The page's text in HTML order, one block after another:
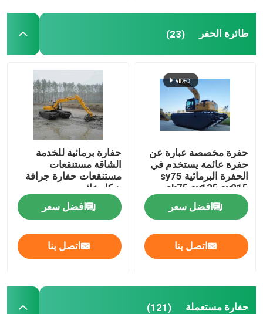
طائرة الحفر (23)
حفرة مخصصة عبارة عن
حفرة عائمة يستخدم في
الحفرة البرمائية sy75
sk75 sy135 sy215
320d
افضل سعر
اتصل بنا
حفارة برمائية للخدمة
الشاقة مستنقعات
مستنقعات حفارة جرافة
هيكل عائم
افضل سعر
اتصل بنا
حفارة مستعملة (121)